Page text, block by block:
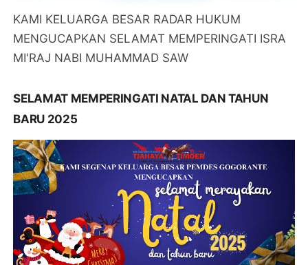
KAMI KELUARGA BESAR RADAR HUKUM
MENGUCAPKAN SELAMAT MEMPERINGATI ISRA
MI'RAJ NABI MUHAMMAD SAW
SELAMAT MEMPERINGATI NATAL DAN TAHUN
BARU 2025